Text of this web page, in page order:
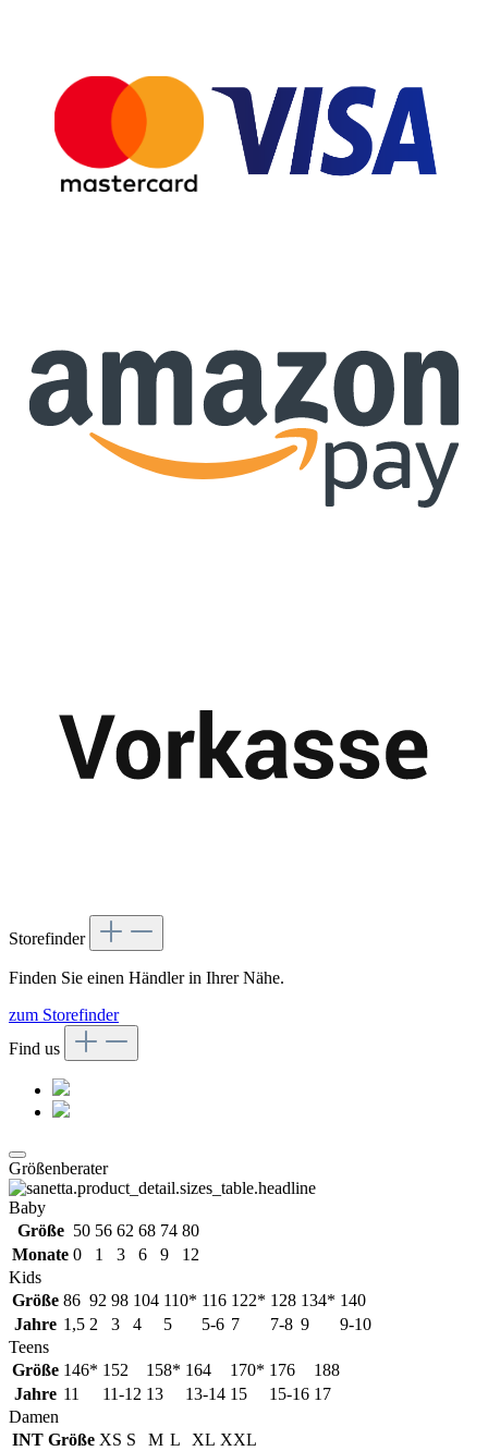
Storefinder
Finden Sie einen Händler in Ihrer Nähe.
zum Storefinder
Find us
Größenberater
Baby
Größe 50 56 62 68 74 80
Monate 0 1 3 6 9
12
Kids
Größe 86 92 98 104 110* 116 122* 128 134* 140
Jahre 1,5 2 3 4 5 5-6 7 7-8 9
9-10
Teens
Größe 146* 152 158* 164 170* 176
188
Jahre 11 11-12 13 13-14 15 15-16 17
Damen
INT Größe XS S M L XL XXL